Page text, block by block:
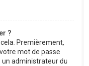
?
Premièrement,
mot de passe
un administrateur du